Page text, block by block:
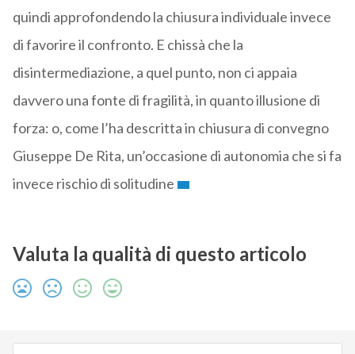
quindi approfondendo la chiusura individuale invece
di favorire il confronto. E chissà che la
disintermediazione, a quel punto, non ci appaia
davvero una fonte di fragilità, in quanto illusione di
forza: o, come l’ha descritta in chiusura di convegno
Giuseppe De Rita, un’occasione di autonomia che si fa
invece rischio di solitudine
Valuta la qualità di questo articolo